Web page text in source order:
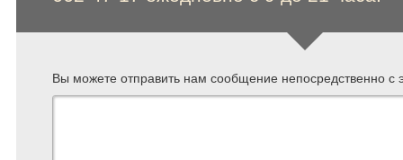
Вы можете отправить нам сообщение непосредственно с